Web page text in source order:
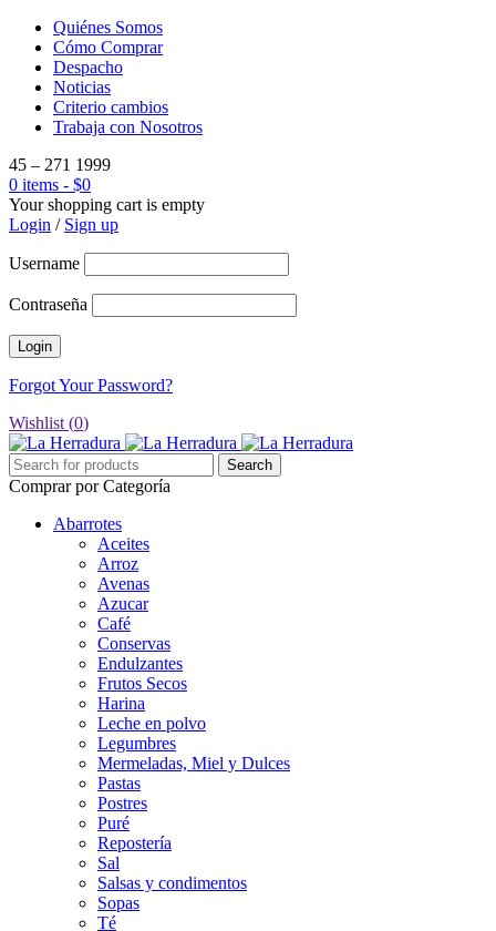
Quiénes Somos
Cómo Comprar
Despacho
Noticias
Criterio cambios
Trabaja con Nosotros
45 – 271 1999
0 items - $0
Your shopping cart is empty
Login / Sign up
Username
Contraseña
Forgot Your Password?
Wishlist (0)
Comprar por Categoría
Abarrotes
Aceites
Arroz
Avenas
Azucar
Café
Conservas
Endulzantes
Frutos Secos
Harina
Leche en polvo
Legumbres
Mermeladas, Miel y Dulces
Pastas
Postres
Puré
Repostería
Sal
Salsas y condimentos
Sopas
Té